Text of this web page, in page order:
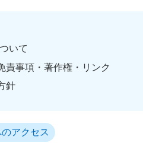
いて
責事項・著作権・リンク
針
アクセス